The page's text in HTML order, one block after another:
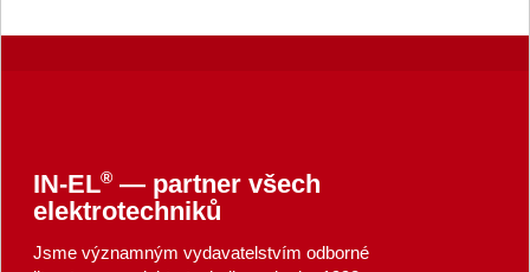
IN-EL®— partner všech
elektrotechniků
Jsme významným vydavatelstvím odborné